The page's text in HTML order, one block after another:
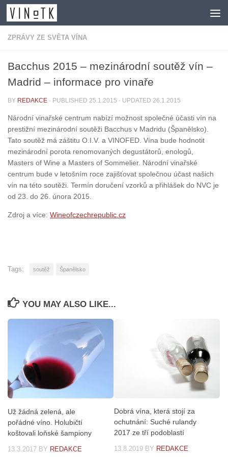
Skip to content
ZPRÁVY ZE SVĚTA VÍNA
Bacchus 2015 – mezinárodní soutěž vín –
Madrid – informace pro vinaře
BY REDAKCE · PUBLISHED 25.1.2015 · UPDATED 26.1.2015
Národní vinařské centrum nabízí možnost společné účasti vín na
prestižní mezinárodní soutěži Bacchus v Madridu (Španělsko).
Tato soutěž má záštitu O.I.V. a VINOFED. Vína bude hodnotit
mezinárodní porota renomovaných degustátorů, enologů,
Masters of Wine a Masters of Sommelier. Národní vinařské
centrum bude v letošním roce zajišťovat společnou účast našich
vín na této soutěži. Termín doručení vzorků a přihlášek do NVC je
od 23. do 26. února 2015.
Zdroj a více: Wineofczechrepublic.cz
Tags: soutěž Španělsko
YOU MAY ALSO LIKE...
Už žádná zelená, ale
pořádné víno. Holubičtí
koštovali loňské šampiony
13.3.2017 BY REDAKCE
Dobrá vína, která stojí za
ochutnání: Suché rulandy
2017 ze tří podoblastí
13.8.2019 BY REDAKCE